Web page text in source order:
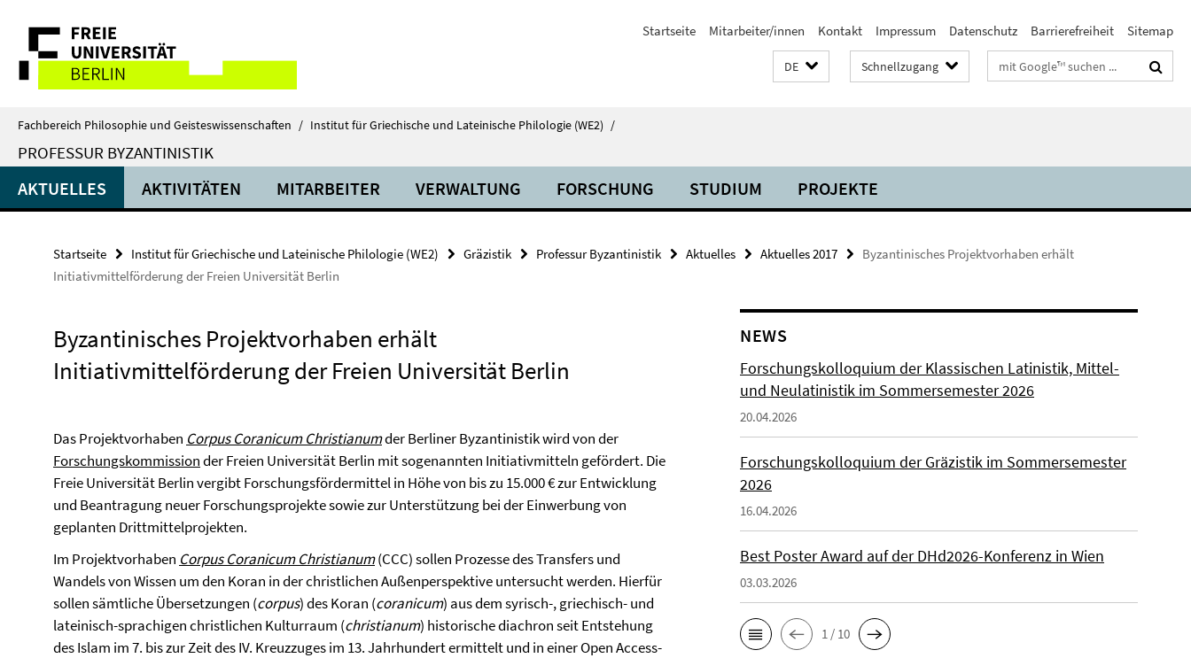
direkt
Inhalt
Service-
Navigation
Startseite Mitarbeiter/innen Kontakt Impressum Datenschutz Barrierefreiheit Sitemap
DE Schnellzugang Suchbegriffe
Fachbereich Philosophie und Geisteswissenschaften / Institut für Griechische und Lateinische Philologie (WE2) /
PROFESSUR BYZANTINISTIK
AKTUELLES AKTIVITÄTEN MITARBEITER VERWALTUNG FORSCHUNG STUDIUM PROJEKTE
Startseite Institut für Griechische und Lateinische Philologie (WE2) Gräzistik Professur Byzantinistik Aktuelles Aktuelles 2017
Byzantinisches Projektvorhaben erhält
Initiativmittelförderung der Freien Universität Berlin
Byzantinisches Projektvorhaben erhält
Initiativmittelförderung der Freien Universität Berlin
Das Projektvorhaben Corpus Coranicum Christianumder Berliner Byzantinistik wird von der
Forschungskommissionder Freien Universität Berlin mit sogenannten Initiativmitteln gefördert. Die
Freie Universität Berlin vergibt Forschungsfördermittel in Höhe von bis zu 15.000 € zur Entwicklung
und Beantragung neuer Forschungsprojekte sowie zur Unterstützung bei der Einwerbung von
geplanten Drittmittelprojekten.
Im Projektvorhaben Corpus Coranicum Christianum(CCC) sollen Prozesse des Transfers und
Wandels von Wissen um den Koran in der christlichen Außenperspektive untersucht werden. Hierfür
sollen sämtliche Übersetzungen (corpus) des Koran (coranicum) aus dem syrisch-, griechisch- und
lateinisch-sprachigen christlichen Kulturraum (christianum) historische diachron seit Entstehung
des Islam im 7. bis zur Zeit des IV. Kreuzzuges im 13. Jahrhundert ermittelt und in einer Open Access-
NEWS
Forschungskolloquium der Klassischen Latinistik, Mittel-
und Neulatinistik im Sommersemester 2026
20.04.2026
Forschungskolloquium der Gräzistik im Sommersemester
2026
16.04.2026
Best Poster Award auf der DHd2026-Konferenz in Wien
03.03.2026
1 / 10